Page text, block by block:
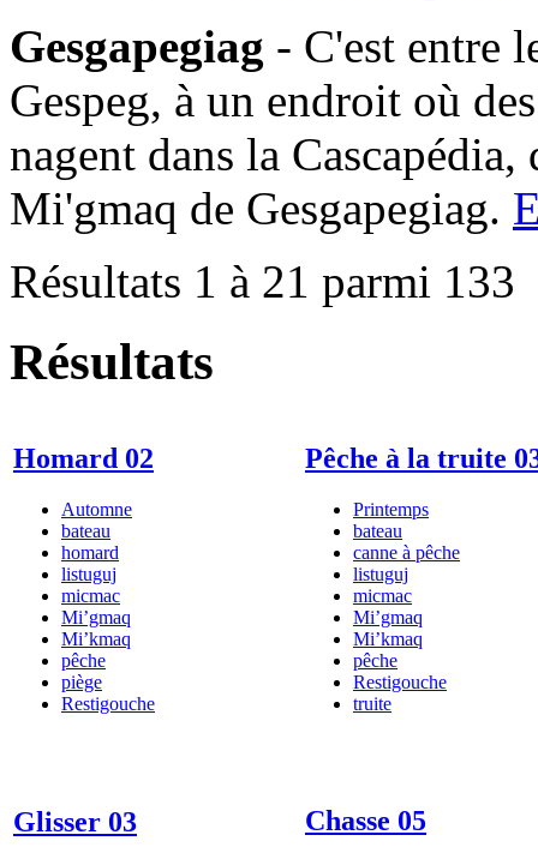
Gesgapegiag - C'est entre
Gespeg, à un endroit où
nagent dans la
Mi'gmaq de Gesgapegiag.
Résultats 1 à 21 parmi 133
Résultats
Homard 02
Automne
bateau
homard
listuguj
micmac
Mi’gmaq
Mi’kmaq
pêche
piège
Restigouche
Pêche à la truite
Printemps
bateau
canne à pêche
listuguj
micmac
Mi’gmaq
Mi’kmaq
pêche
Restigouche
truite
Glisser 03 Chasse 05